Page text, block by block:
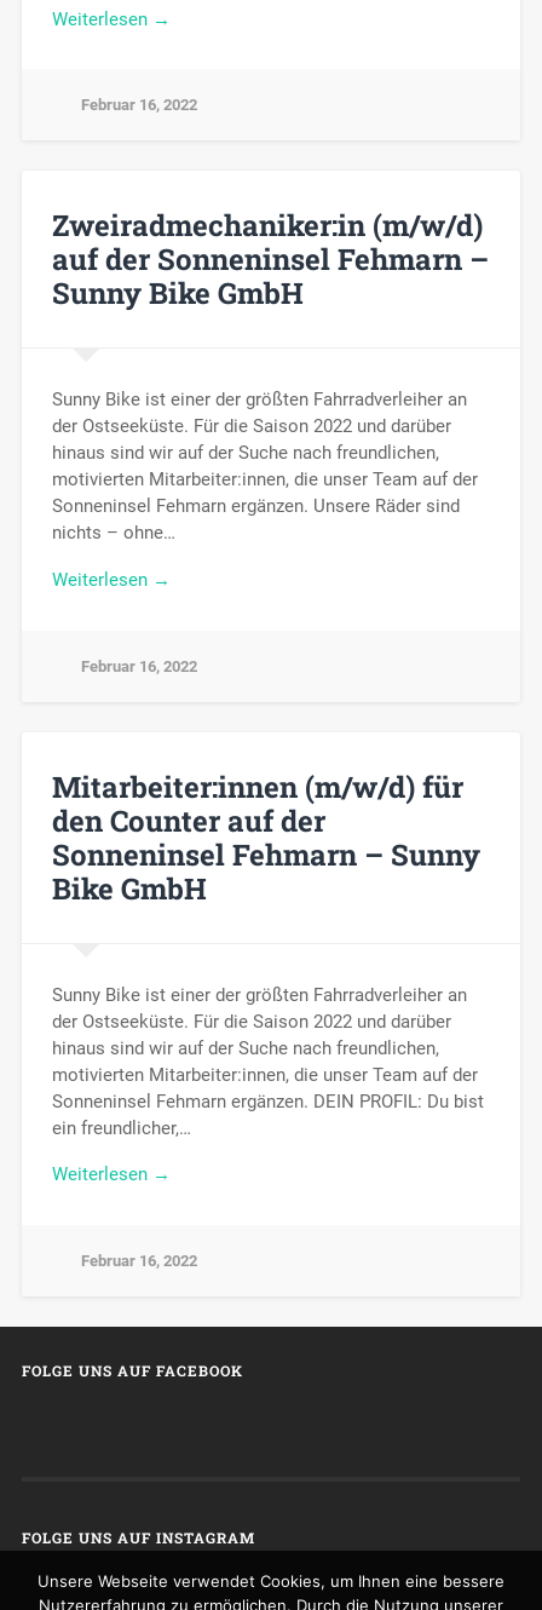
Weiterlesen →
Februar 16, 2022
Zweiradmechaniker:in (m/w/d)
auf der Sonneninsel Fehmarn –
Sunny Bike GmbH
Sunny Bike ist einer der größten Fahrradverleiher an
der Ostseeküste. Für die Saison 2022 und darüber
hinaus sind wir auf der Suche nach freundlichen,
motivierten Mitarbeiter:innen, die unser Team auf der
Sonneninsel Fehmarn ergänzen. Unsere Räder sind
nichts – ohne…
Weiterlesen →
Februar 16, 2022
Mitarbeiter:innen (m/w/d) für
den Counter auf der
Sonneninsel Fehmarn – Sunny
Bike GmbH
Sunny Bike ist einer der größten Fahrradverleiher an
der Ostseeküste. Für die Saison 2022 und darüber
hinaus sind wir auf der Suche nach freundlichen,
motivierten Mitarbeiter:innen, die unser Team auf der
Sonneninsel Fehmarn ergänzen. DEIN PROFIL: Du bist
ein freundlicher,…
Weiterlesen →
Februar 16, 2022
FOLGE UNS AUF FACEBOOK
FOLGE UNS AUF INSTAGRAM
Unsere Webseite verwendet Cookies, um Ihnen eine bessere
Nutzererfahrung zu ermöglichen. Durch die Nutzung unserer